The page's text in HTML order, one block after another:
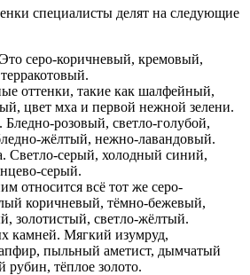
специалисты делят на следующие
серо-коричневый, кремовый,
оттенки, такие как шалфейный,
цвет мха и первой нежной зелени.
Бледно-розовый, светло-голубой,
жёлтый, нежно-лавандовый.
Светло-серый, холодный синий,
серый.
относится всё тот же серо-
коричневый, тёмно-бежевый,
золотистый, светло-жёлтый.
камней. Мягкий изумруд,
пыльный аметист, дымчатый
рубин, тёплое золото.